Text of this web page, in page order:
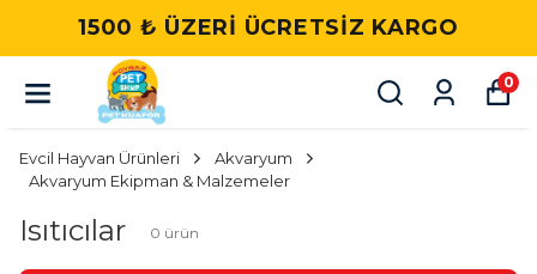
1500 ₺ ÜZERI ÜCRETSIZ KARGO
0
Evcil Hayvan Ürünleri
Akvaryum
Akvaryum Ekipman & Malzemeler
Isıtıcılar 0 ürün